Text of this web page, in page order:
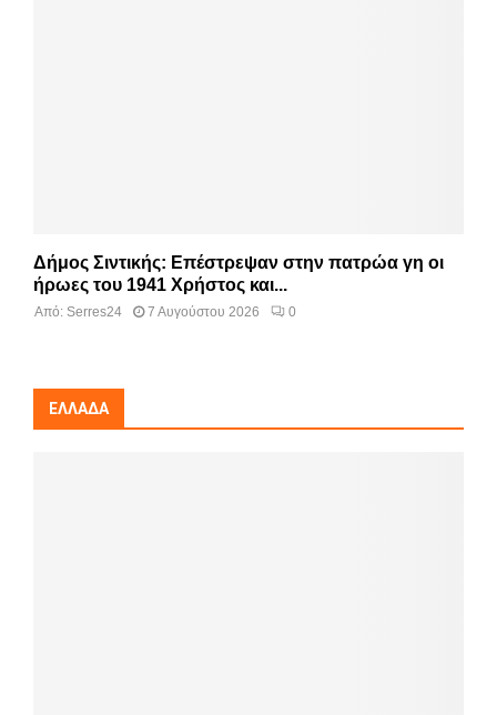
Δήμος Σιντικής: Επέστρεψαν στην πατρώα γη οι
ήρωες του 1941 Χρήστος και...
Από: Serres24 7 Αυγούστου 2026 0
ΕΛΛΆΔΑ